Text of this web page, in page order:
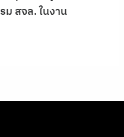
สจล. ในงาน